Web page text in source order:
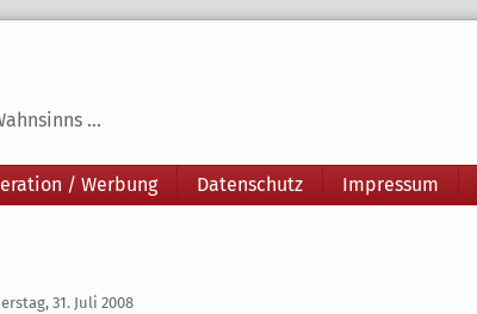
...
/ Werbung Datenschutz Impressum
31. Juli 2008